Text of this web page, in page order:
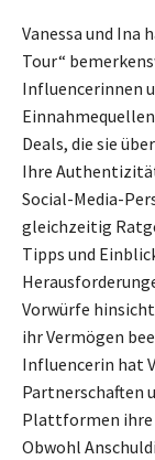
Vanessa und
Tour“
Influencerinnen
Deals, die sie
Ihre
Social-Media-
gleichzeitig
Tipps und
Vorwürfe
ihr Vermögen
Influencerin hat
Partnerschaften
Plattformen
Obwohl